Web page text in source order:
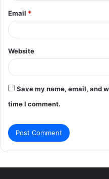
Email *
Website
Save my name, email, and
time I comment.